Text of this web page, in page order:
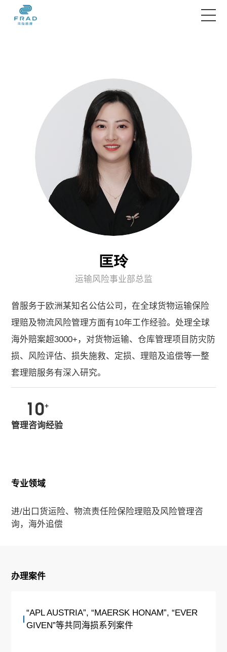
经典案例
Frad资讯
联系我们
匡玲
运输风险事业部总监
曾服务于欧洲某知名公估公司，在全球货物运输保险
理赔及物流风险管理方面有10年工作经验。处理全球
海外赔案超3000+，对货物运输、仓库管理项目防灾防
损、风险评估、损失施救、定损、理赔及追偿等一整
套理赔服务有深入研究。
10+
管理咨询经验
专业领域
进/出口货运险、物流责任险保险理赔及风险管理咨
询，海外追偿
办理案件
“APL AUSTRIA”, “MAERSK HONAM”, “EVER
GIVEN”等共同海损系列案件